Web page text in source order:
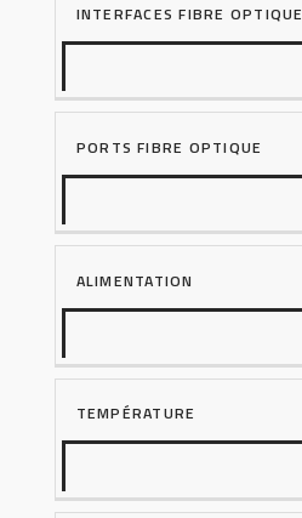
INTERFACES FIBRE OPTIQUE
PORTS FIBRE OPTIQUE
ALIMENTATION
TEMPÉRATURE